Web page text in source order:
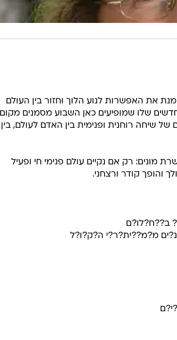
את האפשרות לנוע הלוך וחזור בין העולם
שלו שמופיעים כאן השבוע מסמנים מקום
שיחה רוחנית ופנימית בין האדם לעולם, בין
מונים: רק אם נקיים עולם פנימי חי ופעיל
והופך קודר ורצחני.
ב??ח?לו?ם
מ?מ??ית?ר?י ה?ק?ו?ל